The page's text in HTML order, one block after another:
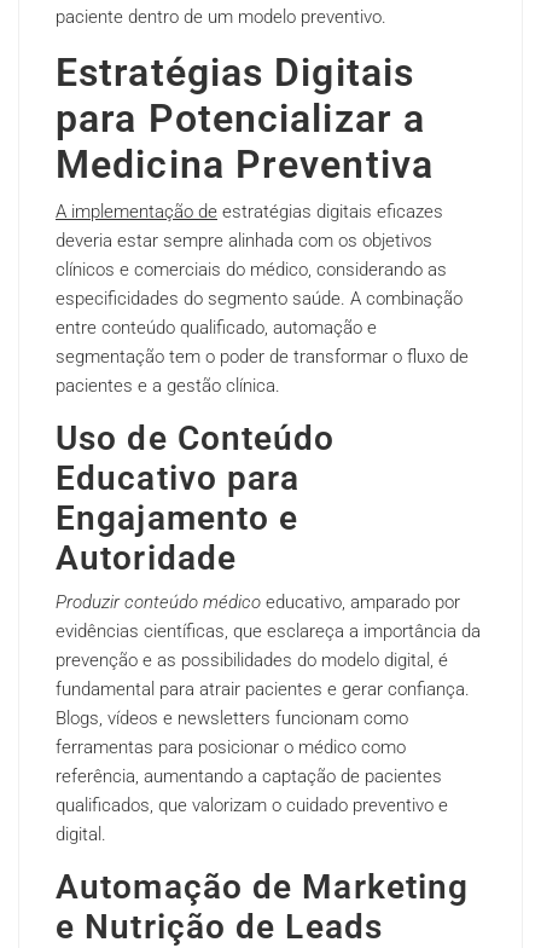
paciente dentro de um modelo preventivo.
Estratégias Digitais
para Potencializar a
Medicina Preventiva
A implementação de estratégias digitais eficazes
deveria estar sempre alinhada com os objetivos
clínicos e comerciais do médico, considerando as
especificidades do segmento saúde. A combinação
entre conteúdo qualificado, automação e
segmentação tem o poder de transformar o fluxo de
pacientes e a gestão clínica.
Uso de Conteúdo
Educativo para
Engajamento e
Autoridade
Produzir conteúdo médico educativo, amparado por
evidências científicas, que esclareça a importância da
prevenção e as possibilidades do modelo digital, é
fundamental para atrair pacientes e gerar confiança.
Blogs, vídeos e newsletters funcionam como
ferramentas para posicionar o médico como
referência, aumentando a captação de pacientes
qualificados, que valorizam o cuidado preventivo e
digital.
Automação de Marketing
e Nutrição de Leads